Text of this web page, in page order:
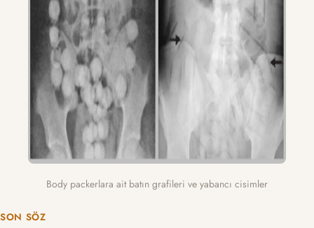
Body packerlara ait batın grafileri ve yabancı cisimler
SON SÖZ